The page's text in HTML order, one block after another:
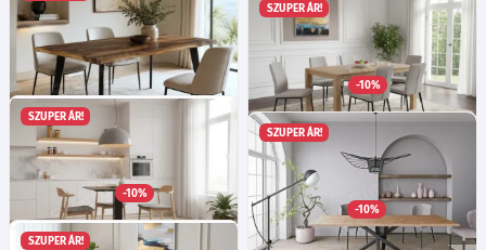
Étkezőasztal két paddal,
rusztikus barna 110x70x75cm
67 400 Ft
Tinon 10 asztal - Karamell
tölgy / fekete
Ma:75 Mé:110cm
-10%
232 385 Ft
Klia 160 asztal - Old wood
Ma:75 Sz:160 Mé:90cm
-10%
94 055Ft
SZUPER ÁR!
Tömör tölgy asztal 160X90
Ma:75cm
-10%
326 525Ft
SZUPER ÁR!
SZUPER ÁR!
SZUPER ÁR!